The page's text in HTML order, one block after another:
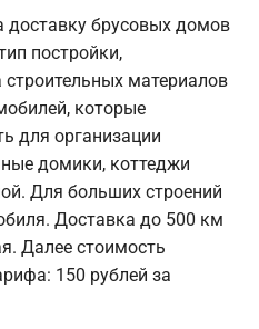
брусовых домов
постройки,
материалов
которые
для организации
домики, коттеджи
Для больших строений
Доставка до 500 км
Далее стоимость
150 рублей за